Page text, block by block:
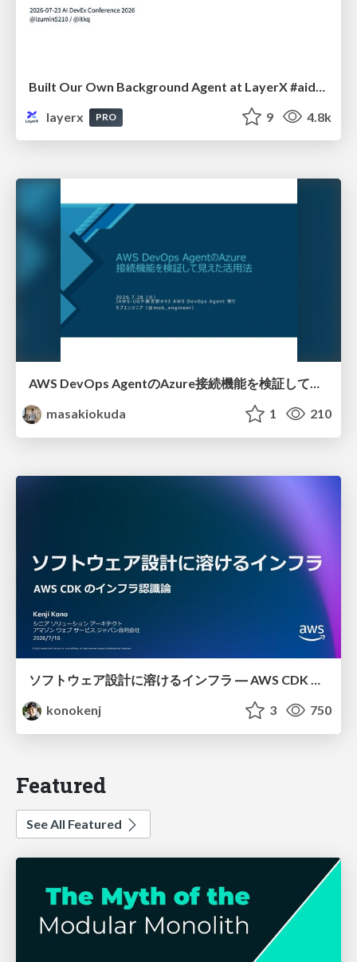
layerx
PRO 9 4.8k
AWS DevOps AgentのAzure接続機能を検証して見えた活用法／Use Cases Verified for the AWS DevOps Agent's Azure Connectivity Feature
masakiokuda
1 210
ソフトウェア設計に溶けるインフラ ― AWS CDK のインフラ認識論
konokenj
3 750
Featured
See All Featured